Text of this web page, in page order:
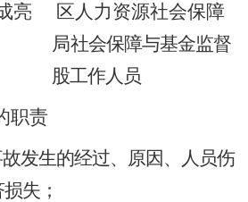
亮
区人力资源社会保障
局社会保障与基金监督
股工作人员
职责
故发生的经过、原因、人员伤
失；